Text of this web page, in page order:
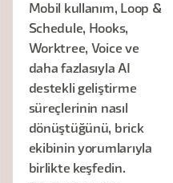
Mobil kullanım, Loop &
Schedule, Hooks,
Worktree, Voice ve
daha fazlasıyla AI
destekli geliştirme
süreçlerinin nasıl
dönüştüğünü, brick
ekibinin yorumlarıyla
birlikte keşfedin.